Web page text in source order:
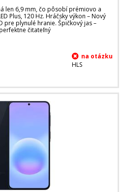
len 6,9 mm, čo pôsobí prémiovo a
Plus, 120 Hz. Hráčsky výkon – Nový
pre plynulé hranie. Špičkový jas –
čitateľný
HLS